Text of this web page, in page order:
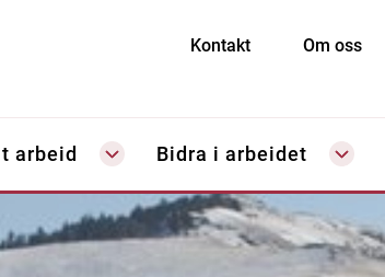
Kontakt Om oss
arbeid Bidra i arbeidet